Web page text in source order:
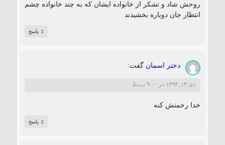
روحش شاد و تشکر از خانواده ایشان که به چند خانواده چشم
انتظار جان دوباره بخشیدند
پاسخ
دختر اسمان گفت:
دی ۱۳, ۱۳۹۴ در ۹:۰۰ ب٫ظ
خدا رحمتش کنه
پاسخ